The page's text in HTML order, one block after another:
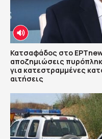
Κατσαφάδος στο
αποζημιώσεις
για κατεστραμμένες
αιτήσεις